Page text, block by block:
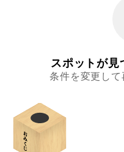
スポットが見
条件を変更し